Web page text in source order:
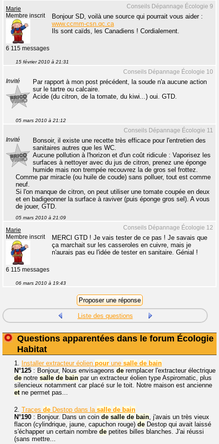
Conseils Dépannage Écologie 9
Marie
Membre inscrit
6 115 messages
Bonjour SD, voilà une source qui pourrait vous aider :
www.ccmm-csn.qc.ca
Ils sont caïds, les Canadiens ! Cordialement.
15 février 2010 à 21:31
Conseils Dépannage Écologie 10
Invité
Par rapport à mon post précédent, la soude n'a aucune action
sur le tartre ou calcaire.
Acide (du citron, de la tomate, du kiwi...) oui. GTD.
05 mars 2010 à 21:12
Conseils Dépannage Écologie 11
Invité
Bonsoir, il existe une recette très efficace pour l'entretien des
sanitaires autres que les WC.
Aucune pollution à l'horizon et d'un coût ridicule : Vaporisez les
surfaces à nettoyer avec du jus de citron, prenez une éponge
humide mais non trempée recouvrez la de gros sel frottez.
Comme par miracle (ou huile de coude) sans polluer, tout est comme
neuf.
Si l'on manque de citron, on peut utiliser une tomate coupée en deux
et en badigeonner la surface à raviver (puis éponge gros sel). A vous
de jouer, GTD.
05 mars 2010 à 21:09
Conseils Dépannage Écologie 12
Marie
Membre inscrit
6 115 messages
MERCI GTD ! Je vais tester de ce pas ! Je savais que
ça marchait sur les casseroles en cuivre, mais je
n'aurais pas eu l'idée de tester en sanitaire. Génial !
06 mars 2010 à 19:43
Liste des questions
Questions apparentées dans le forum Écologie
Habitat
1. Installer extracteur éolien pour une salle de bain
N°125 : Bonjour, Nous envisageons de remplacer l'extracteur électrique
de notre salle de bain par un extracteur éolien type Aspiromatic, plus
silencieux notamment car placé sur le toit. Notre maison est ancienne
etne permet pas...
2. Traces de Destop dans la salle de bain
N°190 : Bonjour. Dans un coin de salle de bain, j'avais un très vieux
flacon (cylindrique, jaune, capuchon rouge) de Destop qui avait laissé
s'échapper un certain nombre de petites billes blanches. J'ai réussi
(sans mettre...